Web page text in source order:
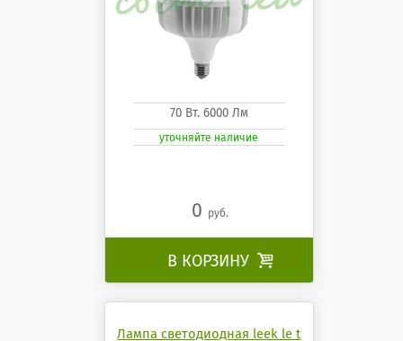
70 Вт. 6000 Лм
уточняйте наличие
0 руб.
В КОРЗИНУ 
Лампа светодиодная leek le t